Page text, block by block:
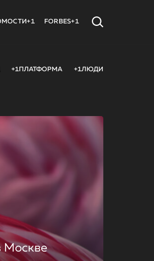
FORBES+1
+1ПЛАТФОРМА +1ЛЮДИ
Москве